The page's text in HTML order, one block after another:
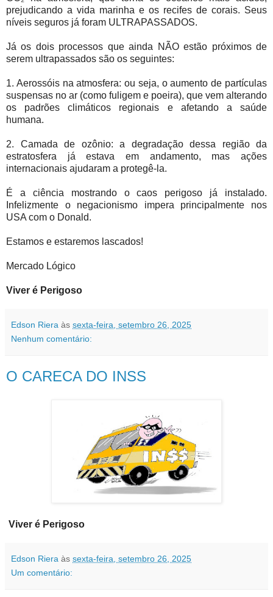
prejudicando a vida marinha e os recifes de corais. Seus
níveis seguros já foram ULTRAPASSADOS.
Já os dois processos que ainda NÃO estão próximos de
serem ultrapassados são os seguintes:
1. Aerossóis na atmosfera: ou seja, o aumento de partículas
suspensas no ar (como fuligem e poeira), que vem alterando
os padrões climáticos regionais e afetando a saúde
humana.
2. Camada de ozônio: a degradação dessa região da
estratosfera já estava em andamento, mas ações
internacionais ajudaram a protegê-la.
É a ciência mostrando o caos perigoso já instalado.
Infelizmente o negacionismo impera principalmente nos
USA com o Donald.
Estamos e estaremos lascados!
Mercado Lógico
Viver é Perigoso
Edson Riera às sexta-feira, setembro 26, 2025
Nenhum comentário:
O CARECA DO INSS
Viver é Perigoso
Edson Riera às sexta-feira, setembro 26, 2025
Um comentário: